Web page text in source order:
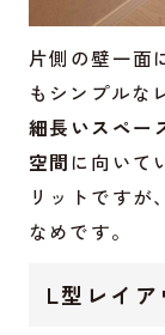
片側の壁一面
もシンプルな
細長いスペー
空間 に向いて
リットですが
なめです。
L型レイア